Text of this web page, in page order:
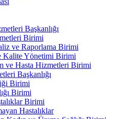
Başkanlığı
Birimi
ve Raporlama Birimi
Kalite Yönetimi Birimi
ve Hasta Hizmetleri Birimi
Başkanlığı
Birimi
Birimi
Birimi
Hastalıklar